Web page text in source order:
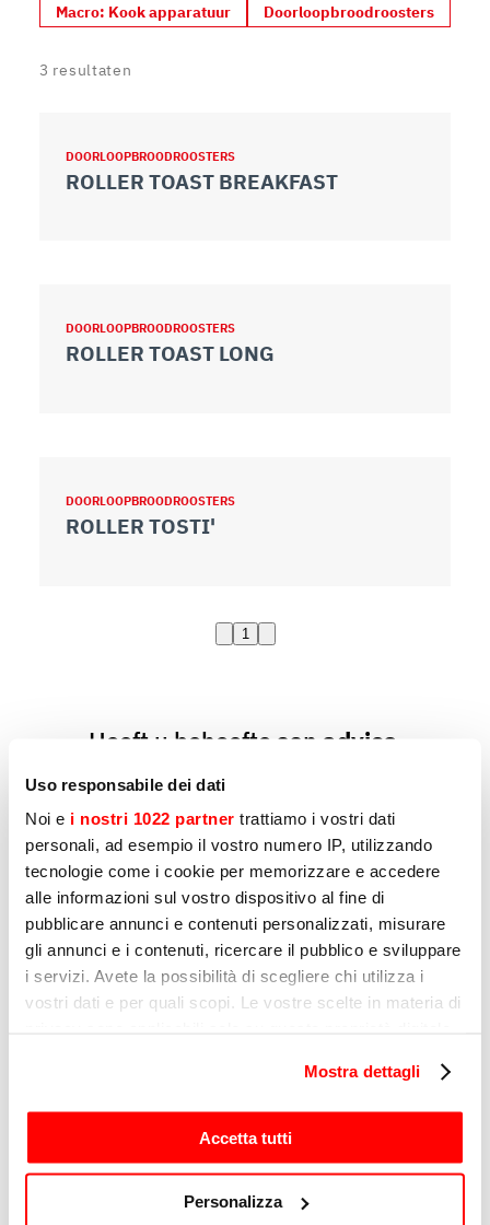
Uso responsabile dei dati
Noi e i nostri 1022 partner trattiamo i vostri dati
personali, ad esempio il vostro numero IP, utilizzando
tecnologie come i cookie per memorizzare e accedere
alle informazioni sul vostro dispositivo al fine di
pubblicare annunci e contenuti personalizzati, misurare
gli annunci e i contenuti, ricercare il pubblico e sviluppare
i servizi. Avete la possibilità di scegliere chi utilizza i
vostri dati e per quali scopi. Le vostre scelte in materia di
modificare o revocare il proprio consenso in qualsiasi
momento dalla Dichiarazione sui cookie o facendo clic
sull'icona di attivazione della privacy.
raccogliere informazioni sulla tua posizione
Mostra dettagli
Accetta tutti
Personalizza
Macro: Kook apparatuur Doorloopbroodroosters
3 resultaten
DOORLOOPBROODROOSTERS
ROLLER TOAST BREAKFAST
DOORLOOPBROODROOSTERS
ROLLER TOAST LONG
DOORLOOPBROODROOSTERS
ROLLER TOSTI'
1
Heeft u behoefte aan advies
meerinformatie over een
product? Schrijf ons en we
nemen zo snel mogelijk
contact met u op!
Bedrijf